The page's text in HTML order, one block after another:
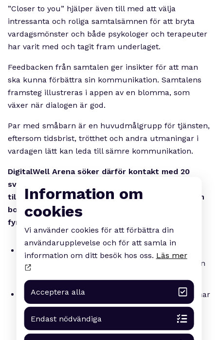
”Closer to you” hjälper även till med att välja
intressanta och roliga samtalsämnen för att bryta
vardagsmönster och både psykologer och terapeuter
har varit med och tagit fram underlaget.
Feedbacken från samtalen ger insikter för att man
ska kunna förbättra sin kommunikation. Samtalens
framsteg illustreras i appen av en blomma, som
växer när dialogen är god.
Par med småbarn är en huvudmålgrupp för tjänsten,
eftersom tidsbrist, trötthet och andra utmaningar i
vardagen lätt kan leda till sämre kommunikation.
DigitalWell Arena söker därför kontakt med 20
svenska och norska par för att anpassa tjänsten
till den nordiska marknaden. För att delta ska man
bo tillsammans och ha gemensamma barn under
fyra år.
Intervjun är på engelska och tar cirka en
halvtimme. (Det räcker om en person i relationen
Frågorna handlar bland annat om hur länge ni har
varit tillsammans, vilka utmaningar ni upplever
för att relationen ska fungera och vilka samtal
som får relationen att utvecklas.
Information om
cookies
Vi använder cookies för att förbättra din
användarupplevelse och för att samla in
information om ditt besök hos oss. Läs mer
Acceptera alla
Endast nödvändiga